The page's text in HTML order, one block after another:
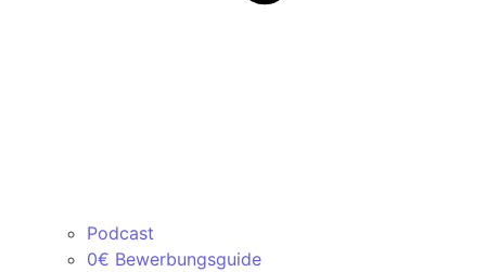
Podcast
0€ Bewerbungsguide